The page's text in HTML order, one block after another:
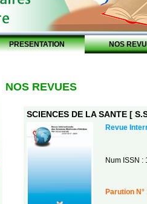
PRESENTATION NOS
NOS REVUES
SCIENCES DE LA SANTE [
Revue
Num ISSN :
Parution N°